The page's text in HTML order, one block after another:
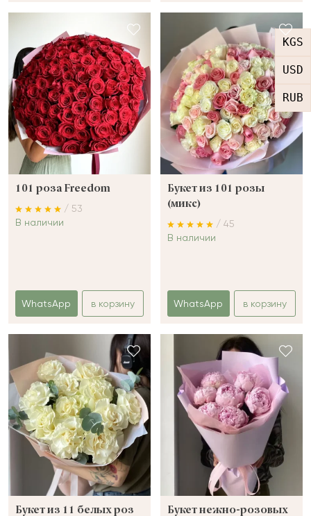
KGS
USD
RUB
101 роза Freedom
/ 53
В наличии
WhatsApp в корзину
Букет из 101 розы
(микс)
/ 45
В наличии
WhatsApp в корзину
Букет из 11 белых роз
Букет нежно-розовых